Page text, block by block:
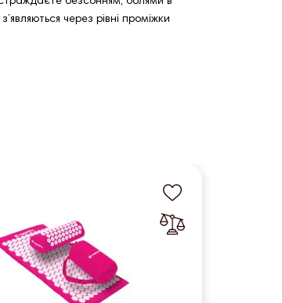
через рівні проміжки